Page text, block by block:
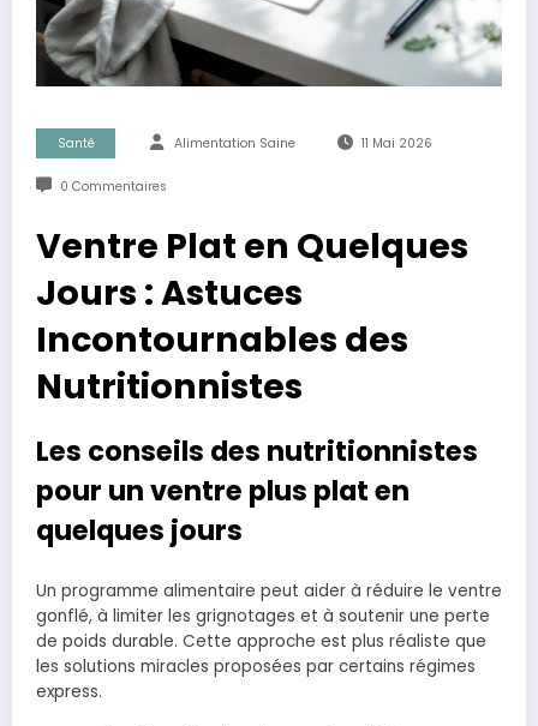
Santé Alimentation Saine 11 Mai 2026
0 Commentaires
Ventre Plat en Quelques
Jours : Astuces
Incontournables des
Nutritionnistes
Les conseils des nutritionnistes
pour un ventre plus plat en
quelques jours
Un programme alimentaire peut aider à réduire le ventre
gonflé, à limiter les grignotages et à soutenir une perte
de poids durable. Cette approche est plus réaliste que
les solutions miracles proposées par certains régimes
express.